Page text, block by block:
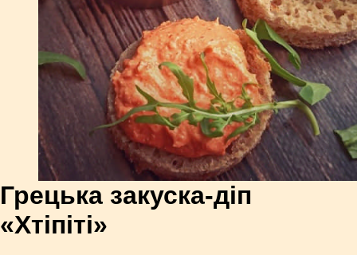
Грецька закуска-діп
«Хтіпіті»